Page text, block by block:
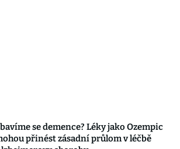
se demence? Léky jako Ozempic
přinést zásadní průlom v léčbě